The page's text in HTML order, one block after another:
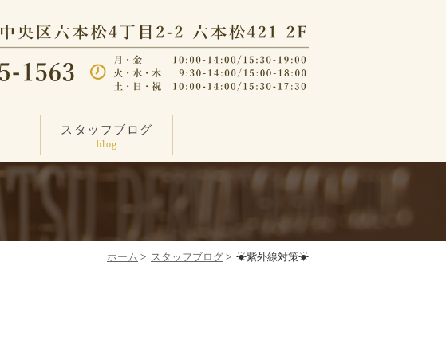
スタッフブログ
blog
ホーム > スタッフブログ > ☀紫外線対策☀